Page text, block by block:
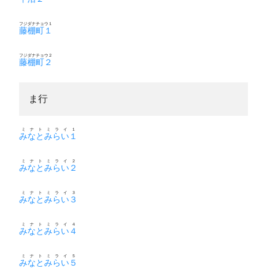
藤棚町１
フジダナチョウ１
藤棚町２
フジダナチョウ２
ま行
みなとみらい１
ミナトミライ１
みなとみらい２
ミナトミライ２
みなとみらい３
ミナトミライ３
みなとみらい４
ミナトミライ４
みなとみらい５
ミナトミライ５